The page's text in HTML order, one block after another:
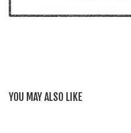
YOU MAY ALSO LIKE